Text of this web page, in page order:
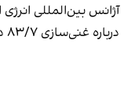
آژانس بین‌المللی
درباره غنی‌سازی ۸۳/۷ درصدی در ایران انجام شد.